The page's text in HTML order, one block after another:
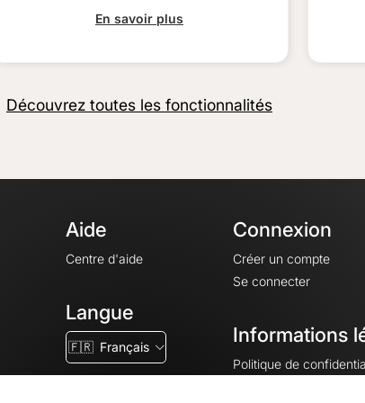
En savoir plus
Découvrez toutes les fonctionnalités
Aide
Centre d'aide
Langue
🇫🇷 Français
Connexion
Créer un compte
Se connecter
Informations
Politique de